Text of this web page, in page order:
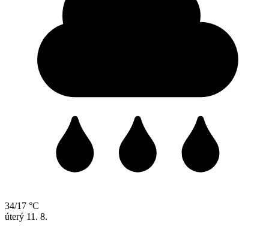
34/17 °C
úterý 11. 8.